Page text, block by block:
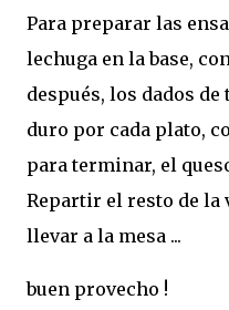
Para preparar las
lechuga en la base,
después, los dados de
duro por cada plato,
para terminar, el
Repartir el resto de la
llevar a la mesa ...
buen provecho !